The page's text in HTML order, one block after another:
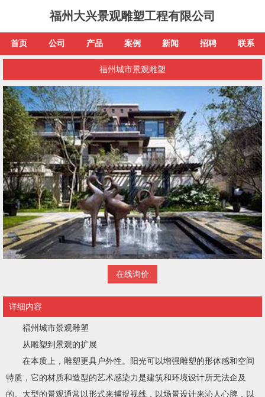
福州大兴景观雕塑工程有限公司
首页 公司 产品 案例 新闻 招聘 联系
福州城市景观雕塑
在线询价
详细内容
福州城市景观雕塑
从雕塑到景观的扩展
在本质上，雕塑更具户外性。阳光可以增强雕塑的形体感和空间
特质，它的材质和造型的艺术感染力是建筑和环境设计所无法企及
的。大型的景观通常以形式来捕捉视线，以场景设计来沁人心脾，以